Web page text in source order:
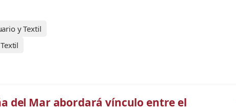
y Textil
del Mar abordará vínculo entre el